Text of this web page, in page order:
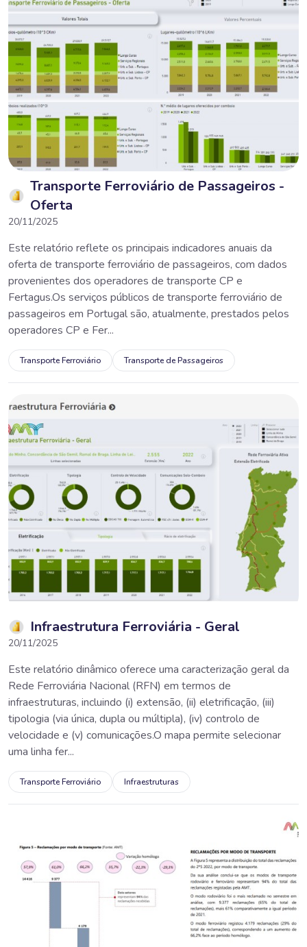
Transporte Ferroviário de Passageiros -
Oferta
20/11/2025
Este relatório reflete os principais indicadores anuais da
oferta de transporte ferroviário de passageiros, com dados
provenientes dos operadores de transporte CP e
Fertagus.Os serviços públicos de transporte ferroviário de
passageiros em Portugal são, atualmente, prestados pelos
operadores CP e Fer...
Transporte Ferroviário Transporte de Passageiros
Infraestrutura Ferroviária - Geral
20/11/2025
Este relatório dinâmico oferece uma caracterização geral da
Rede Ferroviária Nacional (RFN) em termos de
infraestruturas, incluindo (i) extensão, (ii) eletrificação, (iii)
tipologia (via única, dupla ou múltipla), (iv) controlo de
velocidade e (v) comunicações.O mapa permite selecionar
uma linha fer...
Transporte Ferroviário Infraestruturas